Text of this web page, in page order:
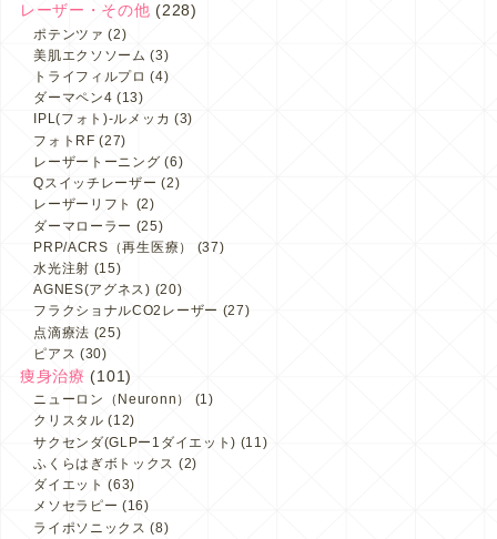
レーザー・その他 (228)
ポテンツァ (2)
美肌エクソソーム (3)
トライフィルプロ (4)
ダーマペン4 (13)
IPL(フォト)-ルメッカ (3)
フォトRF (27)
レーザートーニング (6)
Qスイッチレーザー (2)
レーザーリフト (2)
ダーマローラー (25)
PRP/ACRS（再生医療）
(37)
水光注射 (15)
AGNES(アグネス) (20)
フラクショナルCO2レーザー (27)
点滴療法 (25)
ピアス (30)
痩身治療 (101)
ニューロン（Neuronn）
(1)
クリスタル (12)
サクセンダ(GLPー1ダイエット) (11)
ふくらはぎボトックス (2)
ダイエット (63)
メソセラピー (16)
ライポソニックス (8)